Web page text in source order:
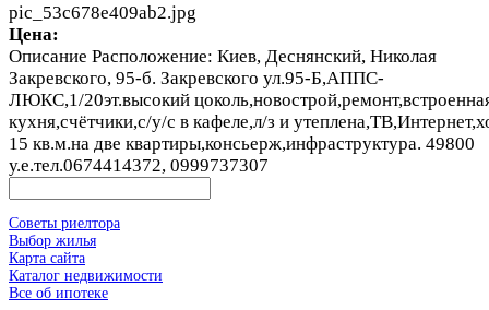
pic_53c678e409ab2.jpg
Цена:
Описание Расположение: Киев, Деснянский, Николая
Закревского, 95-б. Закревского ул.95-Б,АППС-
ЛЮКС,1/20эт.высокий
кухня,счётчики,с/у/с в кафеле,л/з и
15 кв.м.на две квартиры,консьерж,инфраструктура. 49800
у.е.тел.0674414372, 0999737307
Советы риелтора
Выбор жилья
Карта сайта
Каталог недвижимости
Все об ипотеке